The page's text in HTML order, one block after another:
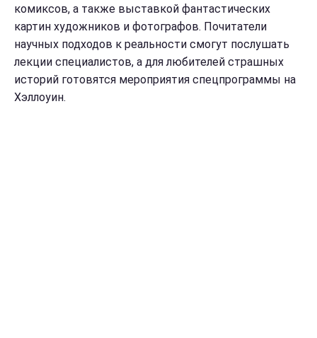
комиксов, а также выставкой фантастических
картин художников и фотографов. Почитатели
научных подходов к реальности смогут послушать
лекции специалистов, а для любителей страшных
историй готовятся мероприятия спецпрограммы на
Хэллоуин.